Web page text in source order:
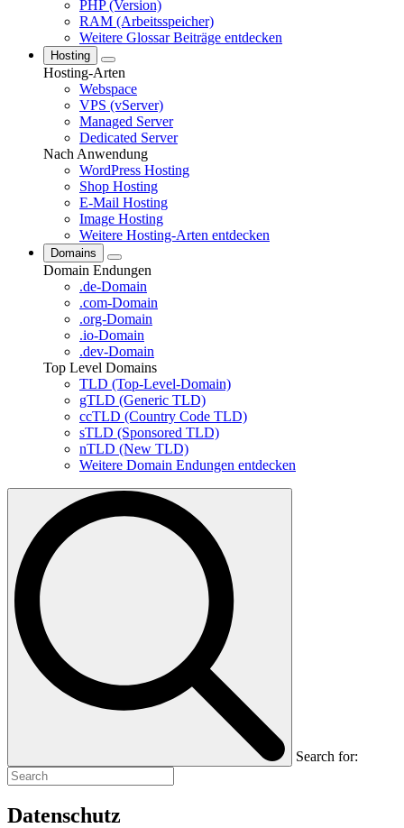
PHP (Version)
RAM (Arbeitsspeicher)
Weitere Glossar Beiträge entdecken
Hosting
Hosting-Arten
Webspace
VPS (vServer)
Managed Server
Dedicated Server
Nach Anwendung
WordPress Hosting
Shop Hosting
E-Mail Hosting
Image Hosting
Weitere Hosting-Arten entdecken
Domains
Domain Endungen
.de-Domain
.com-Domain
.org-Domain
.io-Domain
.dev-Domain
Top Level Domains
TLD (Top-Level-Domain)
gTLD (Generic TLD)
ccTLD (Country Code TLD)
sTLD (Sponsored TLD)
nTLD (New TLD)
Weitere Domain Endungen entdecken
Search for:
Datenschutz